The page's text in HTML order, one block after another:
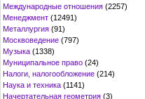
Международные отношения (2257)
Менеджмент (12491)
Металлургия (91)
Москвоведение (797)
Музыка (1338)
Муниципальное право (24)
Налоги, налогообложение (214)
Наука и техника (1141)
Начертательная геометрия (3)